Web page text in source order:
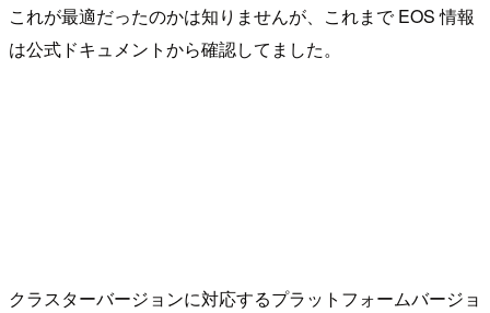
これが最適だったのかは知りませんが、これまで EOS 情報
は公式ドキュメントから確認してました。
クラスターバージョンに対応するプラットフォームバージョ